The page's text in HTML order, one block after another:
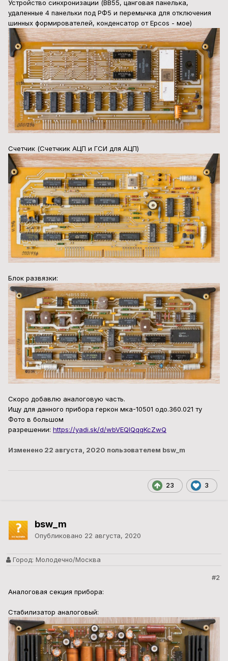
Устройство синхронизации (ВВ55, цанговая панелька,
удаленные 4 панельки под РФ5 и перемычка для отключения
шинных формирователей, конденсатор от Epcos - мое)
Счетчик (Счетчкик АЦП и ГСИ для АЦП)
Блок развязки:
Скоро добавлю аналоговую часть.
Ищу для данного прибора геркон мка-10501 одо.360.021 ту
Фото в большом
разрешении: https://yadi.sk/d/wbVEQlQqqKcZwQ
Изменено 22 августа, 2020 пользователем bsw_m
23 3
bsw_m
Опубликовано 22 августа, 2020
Город: Молодечно/Москва
#2
Аналоговая секция прибора:
Стабилизатор аналоговый: